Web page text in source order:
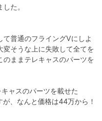
た。
普通のフライングVにしよ
変そうな上に失敗して全てを
ままテレキャスのパーツを
ャスのパーツを載せた
、なんと価格は44万から！